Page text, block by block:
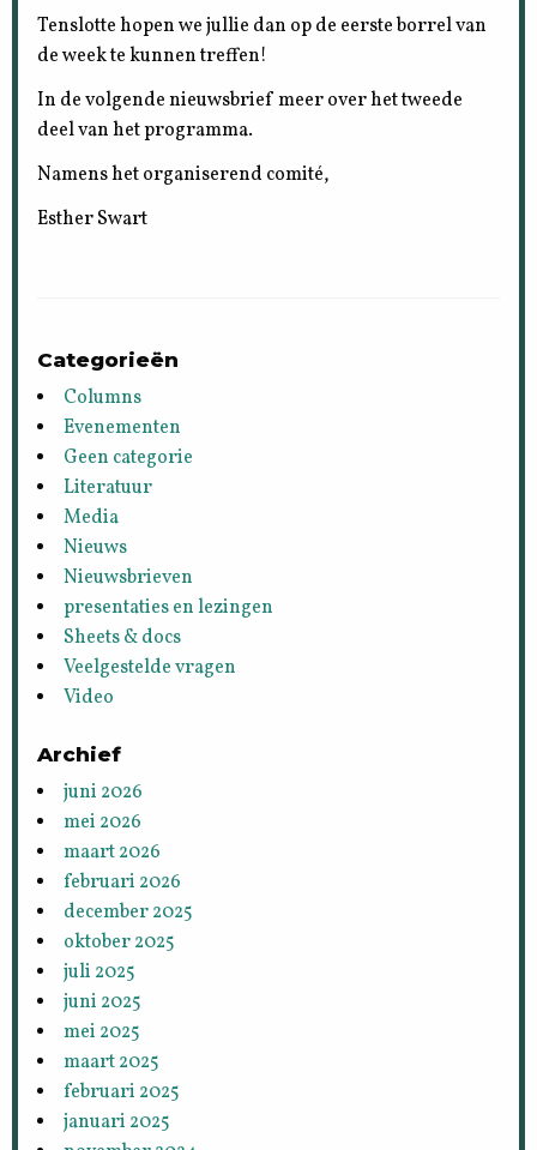
Tenslotte hopen we jullie dan op de eerste borrel van
de week te kunnen treffen!
In de volgende nieuwsbrief meer over het tweede
deel van het programma.
Namens het organiserend comité,
Esther Swart
Categorieën
Columns
Evenementen
Geen categorie
Literatuur
Media
Nieuws
Nieuwsbrieven
presentaties en lezingen
Sheets & docs
Veelgestelde vragen
Video
Archief
juni 2026
mei 2026
maart 2026
februari 2026
december 2025
oktober 2025
juli 2025
juni 2025
mei 2025
maart 2025
februari 2025
januari 2025